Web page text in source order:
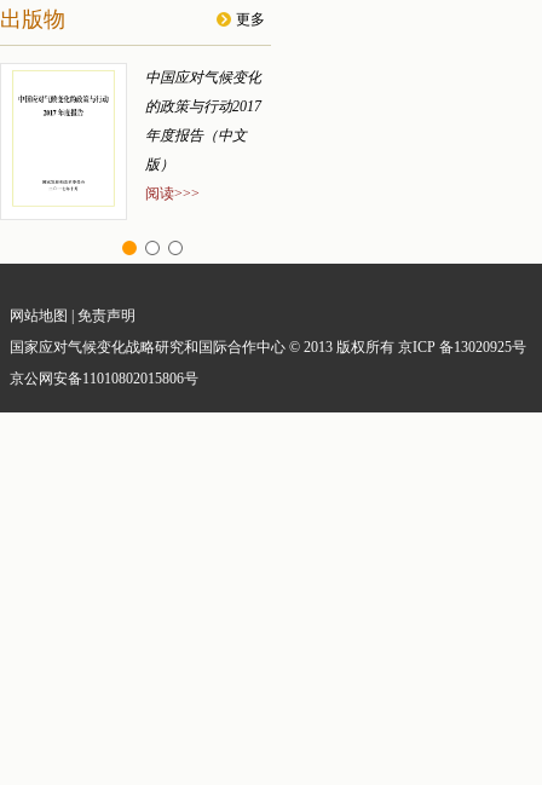
出版物 更多
中国应对气候变化
的政策与行动2017
年度报告（中文
版）
阅读>>>
网站地图
免责声明
国家应对气候变化战略研究和国际合作中心 © 2013 版权所有 京ICP 备13020925号
京公网安备11010802015806号